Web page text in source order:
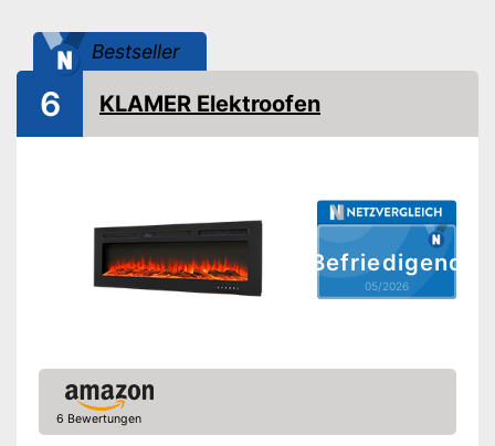
Leistung maximal
Überhitzungsschutz
Länge Kabel 180 cm
Vorteile
Überhitzungsschutz nicht zu
heiß
Große Reichweite durch
Fernbedienung
siehe Anbieter
Bestseller
Befriedigend
05/2026
6 KLAMER Elektroofen
6 Bewertungen